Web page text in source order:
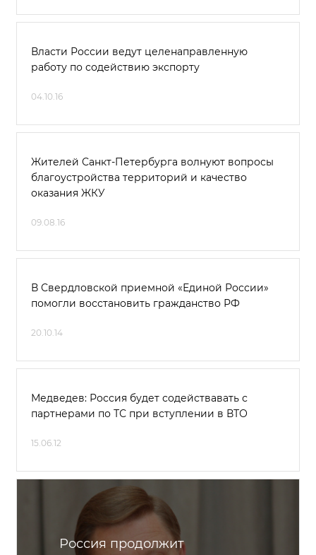
Власти России ведут целенаправленную
работу по содействию экспорту
04.10.16
Жителей Санкт-Петербурга волнуют вопросы
благоустройства территорий и качество
оказания ЖКУ
09.08.16
В Свердловской приемной «Единой России»
помогли восстановить гражданство РФ
20.10.14
Медведев: Россия будет содействавать с
партнерами по ТС при вступлении в ВТО
15.06.12
Россия продолжит